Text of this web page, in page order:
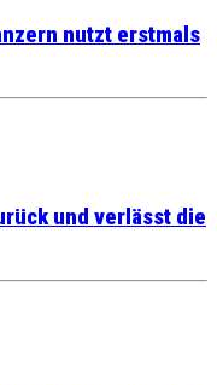
nutzt erstmals
und verlässt die